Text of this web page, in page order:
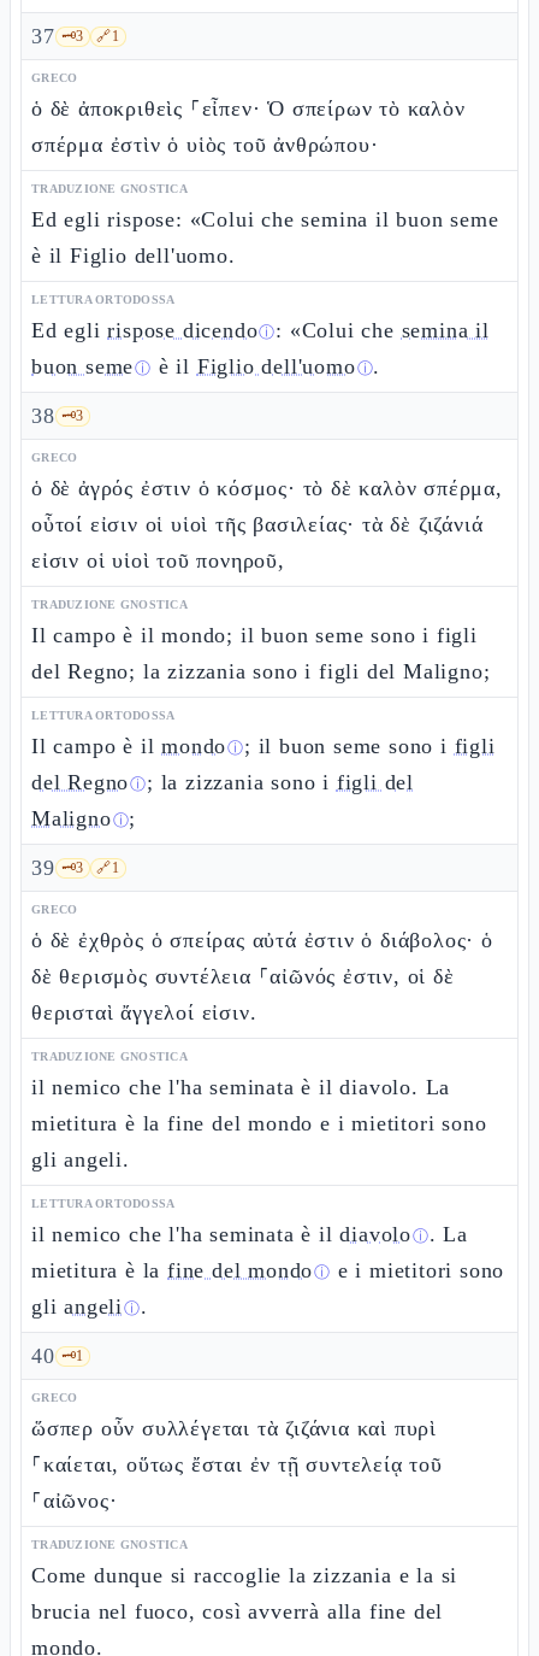
37 🗝️3 🔗1
GRECO
ὁ δὲ ἀποκριθεὶς ⸀εἶπεν· Ὁ σπείρων τὸ καλὸν
σπέρμα ἐστὶν ὁ υἱὸς τοῦ ἀνθρώπου·
TRADUZIONE GNOSTICA
Ed egli rispose: «Colui che semina il buon seme
è il Figlio dell'uomo.
LETTURA ORTODOSSA
Ed eglirispose dicendoⓘ: «Colui che semina il
buon semeⓘ è il Figlio dell'uomoⓘ.
38 🗝️3
GRECO
ὁ δὲ ἀγρός ἐστιν ὁ κόσμος· τὸ δὲ καλὸν σπέρμα,
οὗτοί εἰσιν οἱ υἱοὶ τῆς βασιλείας· τὰ δὲ ζιζάνιά
εἰσιν οἱ υἱοὶ τοῦ πονηροῦ,
TRADUZIONE GNOSTICA
Il campo è il mondo; il buon seme sono i figli
del Regno; la zizzania sono i figli del Maligno;
LETTURA ORTODOSSA
Il campo è ilmondoⓘ; il buon seme sono i figli
del Regnoⓘ; la zizzania sono i figli del
Malignoⓘ;
39 🗝️3 🔗1
GRECO
ὁ δὲ ἐχθρὸς ὁ σπείρας αὐτά ἐστιν ὁ διάβολος· ὁ
δὲ θερισμὸς συντέλεια ⸀αἰῶνός ἐστιν, οἱ δὲ
θερισταὶ ἄγγελοί εἰσιν.
TRADUZIONE GNOSTICA
il nemico che l'ha seminata è il diavolo. La
mietitura è la fine del mondo e i mietitori sono
gli angeli.
LETTURA ORTODOSSA
il nemico che l'ha seminata è ildiavoloⓘ. La
mietitura è lafine del mondoⓘ e i mietitori sono
gliangeliⓘ.
40 🗝️1
GRECO
ὥσπερ οὖν συλλέγεται τὰ ζιζάνια καὶ πυρὶ
⸀καίεται, οὕτως ἔσται ἐν τῇ συντελείᾳ τοῦ
⸀αἰῶνος·
TRADUZIONE GNOSTICA
Come dunque si raccoglie la zizzania e la si
brucia nel fuoco, così avverrà alla fine del
mondo.